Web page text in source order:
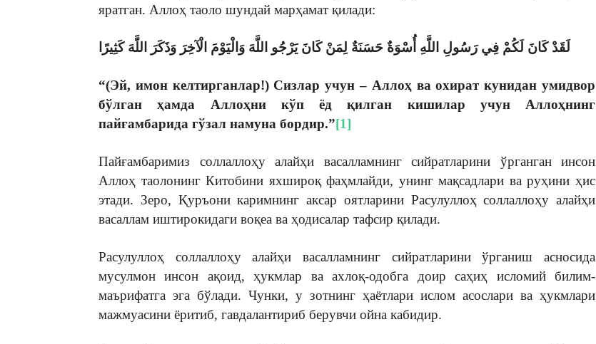
яратган. Аллоҳ таоло шундай марҳамат қилади:
لَقَدْ كَانَ لَكُمْ فِي رَسُولِ اللَّهِ أُسْوَةٌ حَسَنَةٌ لِمَنْ كَانَ يَرْجُو اللَّهَ وَالْيَوْمَ الْآخِرَ وَذَكَرَ اللَّهَ كَثِيرًا
“(Эй, имон келтирганлар!) Сизлар учун – Аллоҳ ва охират кунидан умидвор
бўлган ҳамда Аллоҳни кўп ёд қилган кишилар учун Аллоҳнинг
пайғамбарида гўзал намуна бордир.”[1]
Пайғамбаримиз соллаллоҳу алайҳи васалламнинг сийратларини ўрганган инсон
Аллоҳ таолонинг Китобини яхшироқ фаҳмлайди, унинг мақсадлари ва руҳини ҳис
этади. Зеро, Қуръони каримнинг аксар оятларини Расулуллоҳ соллаллоҳу алайҳи
васаллам иштирокидаги воқеа ва ҳодисалар тафсир қилади.
Расулуллоҳ соллаллоҳу алайҳи васалламнинг сийратларини ўрганиш асносида
мусулмон инсон ақоид, ҳукмлар ва ахлоқ-одобга доир саҳиҳ исломий билим-
маърифатга эга бўлади. Чунки, у зотнинг ҳаётлари ислом асослари ва ҳукмлари
мажмуасини ёритиб, гавдалантириб берувчи ойна кабидир.